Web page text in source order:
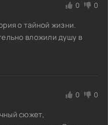
0 0
о тайной жизни.
вложили душу в
0 0
сюжет,